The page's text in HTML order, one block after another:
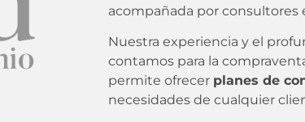
acompañada por consultores
Nuestra experiencia y el
contamos para la
permite ofrecer planes de
necesidades de cualquier